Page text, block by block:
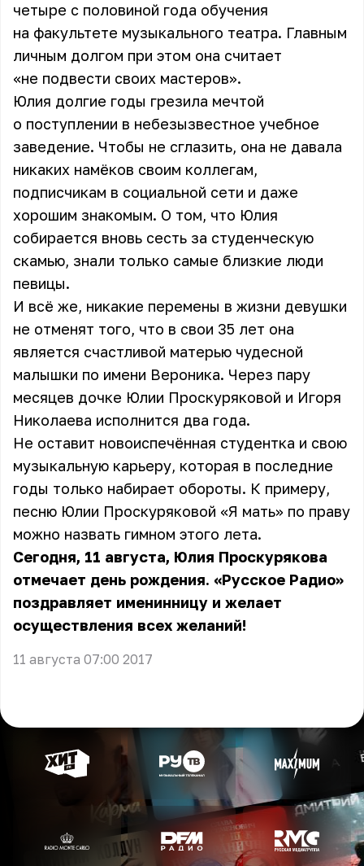
четыре с половиной года обучения
на факультете музыкального театра. Главным
личным долгом при этом она считает
«не подвести своих мастеров».
Юлия долгие годы грезила мечтой
о поступлении в небезызвестное учебное
заведение. Чтобы не сглазить, она не давала
никаких намёков своим коллегам,
подписчикам в социальной сети и даже
хорошим знакомым. О том, что Юлия
собирается вновь сесть за студенческую
скамью, знали только самые близкие люди
певицы.
И всё же, никакие перемены в жизни девушки
не отменят того, что в свои 35 лет она
является счастливой матерью чудесной
малышки по имени Вероника. Через пару
месяцев дочке Юлии Проскуряковой и Игоря
Николаева исполнится два года.
Не оставит новоиспечённая студентка и свою
музыкальную карьеру, которая в последние
годы только набирает обороты. К примеру,
песню Юлии Проскуряковой «Я мать» по праву
можно назвать гимном этого лета.
Сегодня, 11 августа, Юлия Проскурякова
отмечает день рождения. «Русское Радио»
поздравляет именинницу и желает
осуществления всех желаний!
11 августа 07:00 2017